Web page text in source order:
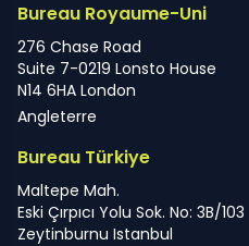
Bureau Royaume-Uni
276 Chase Road
Suite 7-0219 Lonsto House
N14 6HA London
Angleterre
Bureau Türkiye
Maltepe Mah.
Eski Çırpıcı Yolu Sok. No: 3B/103
Zeytinburnu Istanbul